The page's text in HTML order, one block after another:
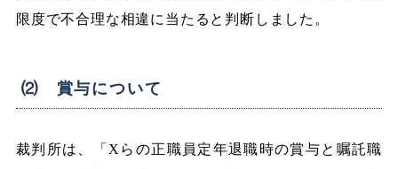
限度で不合理な相違に当たると判断しました。
⑵ 賞与について
裁判所は、「Xらの正職員定年退職時の賞与と嘱託職